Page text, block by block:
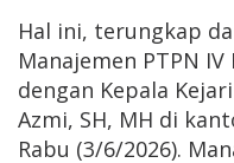
Hal ini, terungkap
Manajemen PTPN
dengan Kepala
Azmi, SH, MH di
Rabu (3/6/2026).